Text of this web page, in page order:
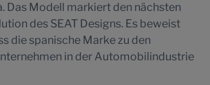
Das Modell markiert den nächsten
des SEAT Designs. Es beweist
die spanische Marke zu den
in der Automobilindustrie